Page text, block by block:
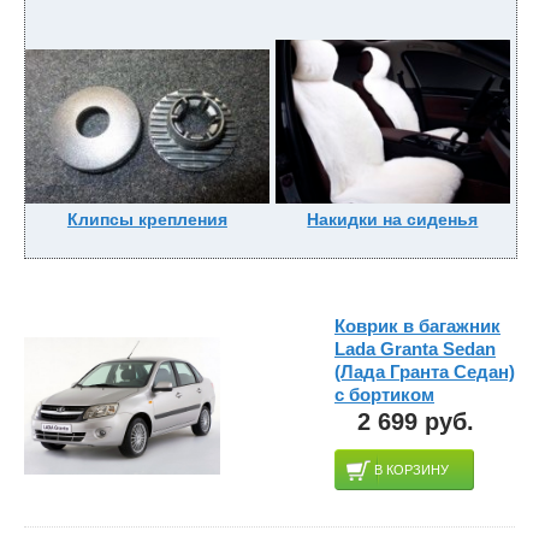
Клипсы крепления Накидки на сиденья
Коврик в багажник
Lada Granta Sedan
(Лада Гранта Седан)
с бортиком
2 699 руб.
В КОРЗИНУ